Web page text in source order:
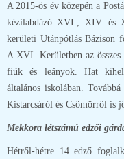
A 2015-ös év közepén a
kézilabdázó XVI., XIV. és
kerületi Utánpótlás Bázison
A XVI. Kerületben az
fiúk és leányok. Hat
általános iskolában.
Kistarcsáról és Csömörről is
Mekkora létszámú edzői
Hétről-hétre 14 edző